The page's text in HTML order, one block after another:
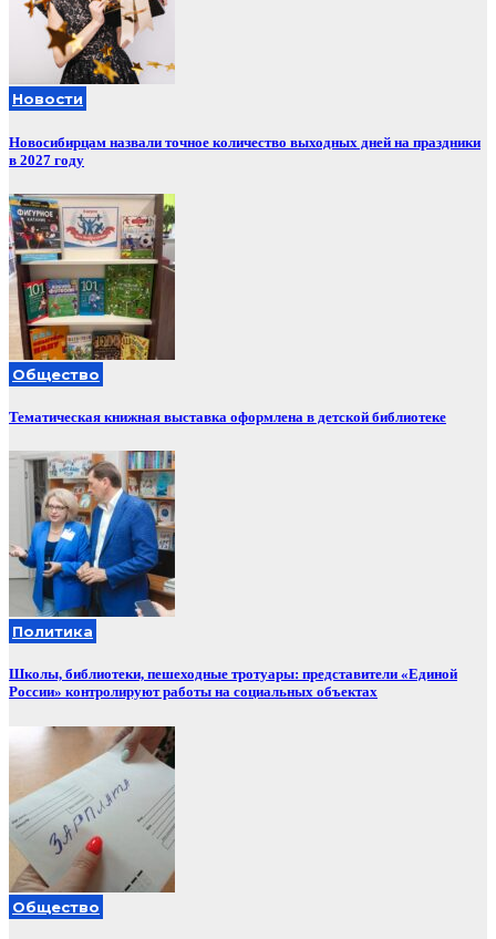
Новости
Новосибирцам назвали точное количество выходных дней на праздники
в 2027 году
Общество
Тематическая книжная выставка оформлена в детской библиотеке
Политика
Школы, библиотеки, пешеходные тротуары: представители «Единой
России» контролируют работы на социальных объектах
Общество